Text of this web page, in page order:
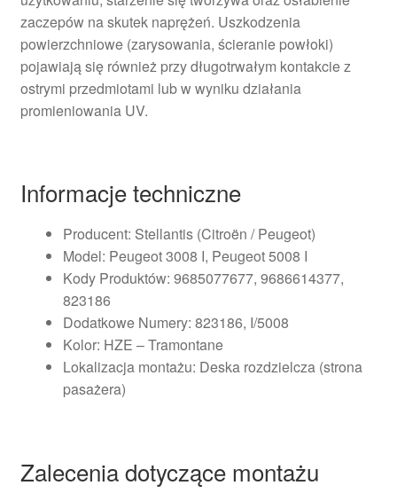
zaczepów na skutek naprężeń. Uszkodzenia
powierzchniowe (zarysowania, ścieranie powłoki)
pojawiają się również przy długotrwałym kontakcie z
ostrymi przedmiotami lub w wyniku działania
promieniowania UV.
Informacje techniczne
Producent: Stellantis (Citroën / Peugeot)
Model: Peugeot 3008 I, Peugeot 5008 I
Kody Produktów: 9685077677, 9686614377,
823186
Dodatkowe Numery: 823186, I/5008
Kolor: HZE – Tramontane
Lokalizacja montażu: Deska rozdzielcza (strona
pasażera)
Zalecenia dotyczące montażu